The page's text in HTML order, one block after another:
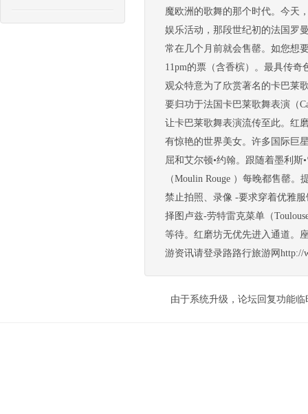
魔欧洲的歌舞的那个时代。今天
娱乐活动，那段世纪初的法国罗
常在几个月前就会售罄。如您想
11pm的票（含香槟）。最具传奇
观众特意为了欣赏著名的卡巴莱
要归功于法国卡巴莱歌舞表演（
让卡巴莱歌舞表演流传至此。红
有惊艳的世界美女。许多国际巨
屈和艾尔顿•约翰。跟随着墨利
（Moulin Rouge ）每晚都售罄
禁止拍照、录像 -要求穿着优雅
择图卢兹-劳特雷克菜单（
等待。红磨坊无优先进入通道。
游资讯请登录路路行旅游网http://
由于系统升级，论坛回复功能临